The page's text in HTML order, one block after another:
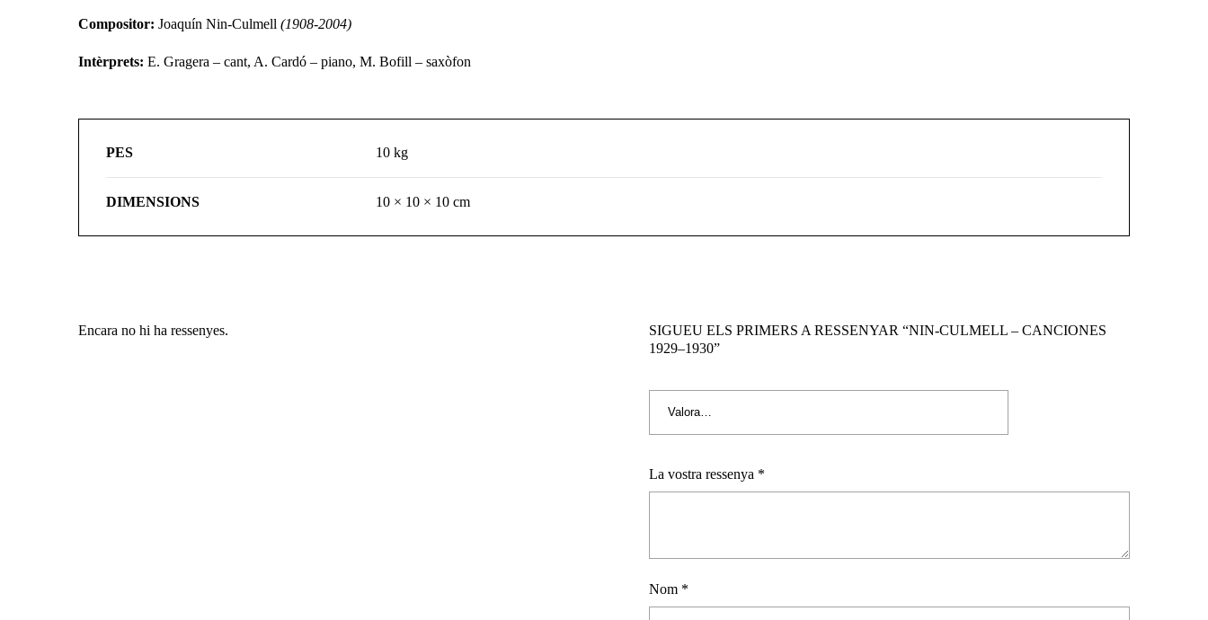
Compositor: Joaquín Nin-Culmell (1908-2004)
Intèrprets: E. Gragera – cant, A. Cardó – piano, M. Bofill – saxòfon
PES 10 kg
DIMENSIONS 10 × 10 × 10 cm
Encara no hi ha ressenyes.
SIGUEU ELS PRIMERS A RESSENYAR “NIN-CULMELL – CANCIONES
1929–1930”
La vostra ressenya *
Nom *